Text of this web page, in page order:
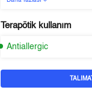
Terapötik kullanım
Antiallergic
TALIMAT